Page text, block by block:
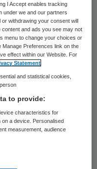
op.
en
aldus
werkzaam
Zorg bij divisie
Ook werkte hij
Interamerican.
verleent
I Accept enables tracking
under we and our partners
withdrawing your consent will
and ads you see may not
menu to change your choices or
Preferences link on the
effect within our Website. For
Statement
and statistical cookies,
to provide:
characteristics for
a device. Personalised
measurement, audience